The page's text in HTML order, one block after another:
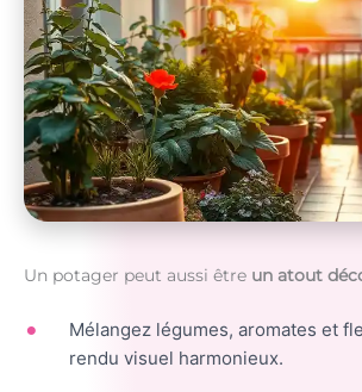
Un potager peut aussi être un atout
Mélangez légumes, aromates et
rendu visuel harmonieux.